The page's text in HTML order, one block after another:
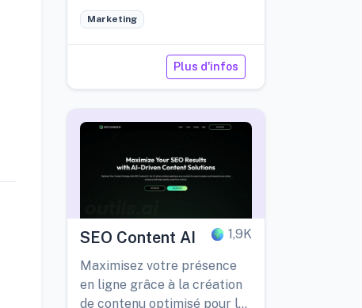
Marketing
Plus d'infos
SEO Content AI 1,9K
Maximisez votre présence
en ligne grâce à la création
de contenu optimisé pour le